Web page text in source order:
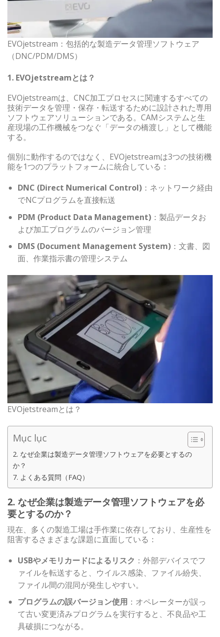
EVOjetstream：包括的な製造データ管理ソフトウェア
（DNC/PDM/DMS）
1. EVOjetstreamとは？
EVOjetstreamは、CNC加工プロセスに関連するすべての
技術データを管理・保存・転送するために設計された専用
ソフトウェアソリューションである。CAMシステムと生
産現場の工作機械をつなぐ「データの橋渡し」として機能
する。
個別に動作するのではなく、EVOjetstreamは3つの技術機
能を1つのプラットフォームに統合している：
DNC (Direct Numerical Control)：ネットワーク経由
でNCプログラムを直接転送
PDM (Product Data Management)：製品データお
よび加工プログラムのバージョン管理
DMS (Document Management System)：文書、図
面、作業指示書の管理システム
EVOjetstreamとは？
Mục lục
2. なぜ企業は製造データ管理ソフトウェアを必要とするの
か？
7. よくある質問（FAQ）
2. なぜ企業は製造データ管理ソフトウェアを必
要とするのか？
現在、多くの製造工場は手作業に依存しており、生産性を
阻害するさまざまな課題に直面している：
USBやメモリカードによるリスク ：外部デバイスでフ
ァイルを転送すると、ウイルス感染、ファイル紛失、
ファイル間の混同が発生しやすい。
プログラムの誤バージョン使用 ：オペレーターが誤っ
て古い変更済みプログラムを実行すると、不良品や工
具破損につながる。